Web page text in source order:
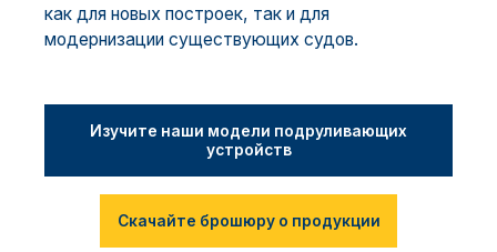
как для новых построек, так и для
модернизации существующих судов.
Изучите наши модели подруливающих
устройств
Скачайте брошюру о продукции